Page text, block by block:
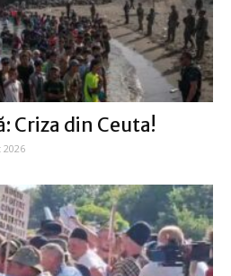
Criza din Ceuta!
2026